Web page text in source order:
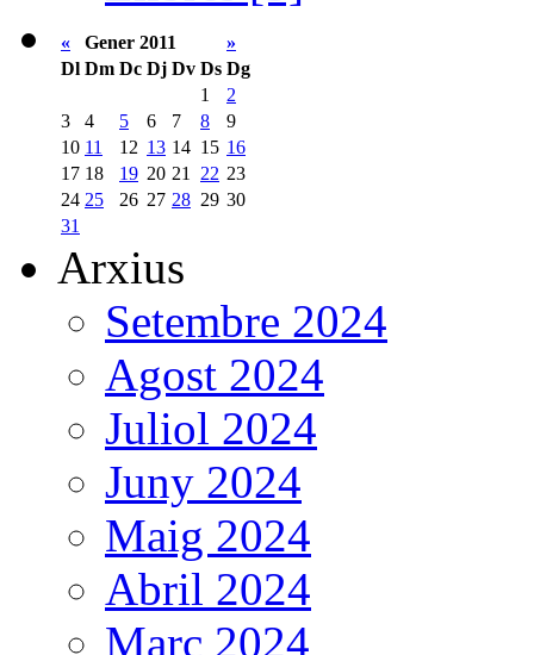
« Gener 2011
»
Dl Dm Dc Dj Dv Ds Dg
1
2
3
4 5 6 7 8
9
10 11 12 13 14 15 16
17 18 19 20 21 22 23
24 25 26 27 28 29 30
31
Arxius
Setembre 2024
Agost 2024
Juliol 2024
Juny 2024
Maig 2024
Abril 2024
Març 2024